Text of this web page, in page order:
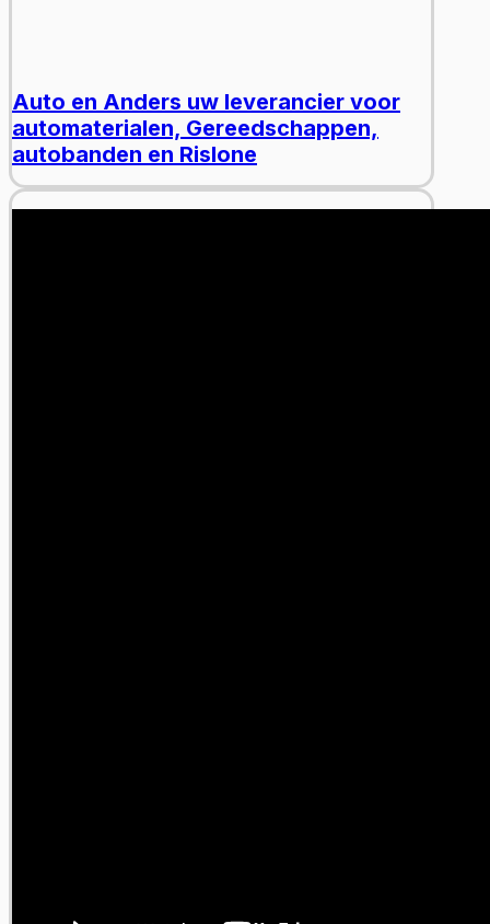
Auto en Anders uw leverancier voor
automaterialen, Gereedschappen,
autobanden en Rislone